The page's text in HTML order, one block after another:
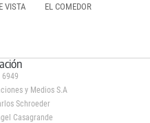
VISTA EL COMEDOR
6949
y Medios S.A
Schroeder
Casagrande